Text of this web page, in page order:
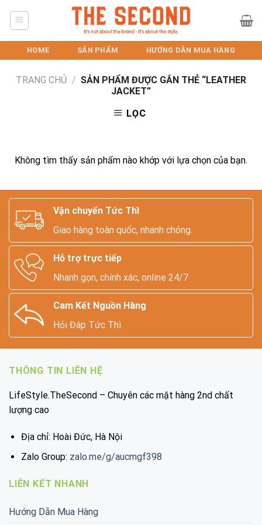
HOME SẢN PHẨM HƯỚNG DẪN MUA HÀNG
TRANG CHỦ / SẢN PHẨM ĐƯỢC GẮN THẺ “LEATHER
JACKET”
LỌC
Không tìm thấy sản phẩm nào khớp với lựa chọn của bạn.
Vận chuyển Tức Thì
Giao hàng toàn quốc, nhanh chóng.
Hỗ trợ trực tiếp
Nhanh gọn, chính xác, online 24/7
Cam Kết Nguồn Hàng
Hỏi Đáp Tức Thì
THÔNG TIN LIÊN HỆ
LifeStyle.TheSecond – Chuyên các mặt hàng 2nd chất
lượng cao
Địa chỉ: Hoài Đức, Hà Nội
Zalo Group: zalo.me/g/aucmgf398
LIÊN KẾT NHANH
Hướng Dẫn Mua Hàng